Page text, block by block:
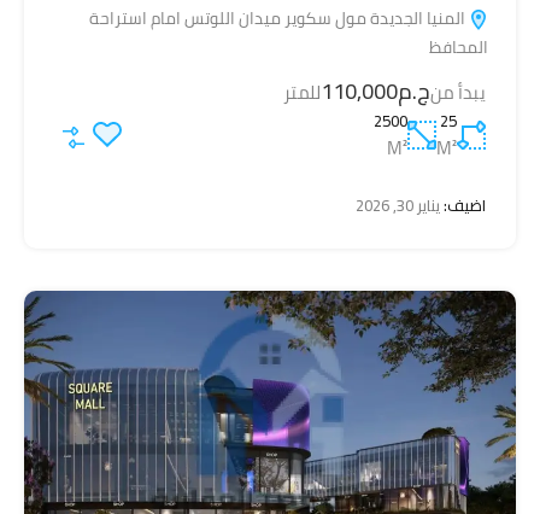
المنيا الجديدة مول سكوير ميدان اللوتس امام استراحة
المحافظ
يبدأ منج.م110,000 للمتر
25
M²
2500
M²
اضيف:يناير 30, 2026